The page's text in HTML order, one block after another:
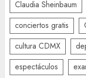
Claudia Sheinbaum
conciertos gratis
cultura CDMX
espectáculos